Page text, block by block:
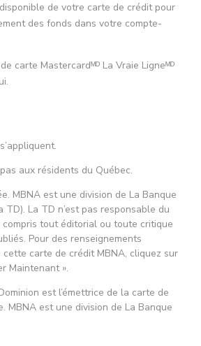
de votre carte de crédit pour
des fonds dans votre compte-
carte Mastercardᴹᴰ La Vraie Ligneᴹᴰ
aux résidents du Québec.
MBNA est une division de La Banque
La TD n’est pas responsable du
tout éditorial ou toute critique
Pour des renseignements
carte de crédit MBNA, cliquez sur
Maintenant ».
est l’émettrice de la carte de
MBNA est une division de La Banque